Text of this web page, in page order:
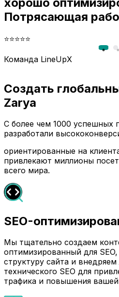
Потрясающая
⭐⭐⭐⭐⭐
Команда LineUpX
Создать
Zarya
С более чем 1000 успешных
разработали
ориентированные на
привлекают миллионы
всего мира.
SEO-
Мы тщательно создаем
оптимизированный для
структуру сайта и
технического SEO для
трафика и повышения